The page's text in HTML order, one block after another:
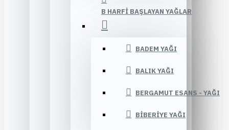
B HARFI BAŞLAYAN YAĞLAR
BADEM YAĞI
BALIK YAĞI
BERGAMUT ESANS - YAĞI
BIBERIYE YAĞI